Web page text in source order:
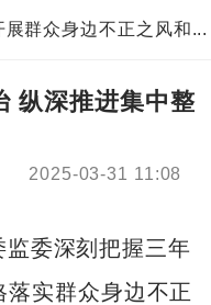
展群众身边不正之风和...
纵深推进集中整
2025-03-31 11:08
委深刻把握三年
实群众身边不正